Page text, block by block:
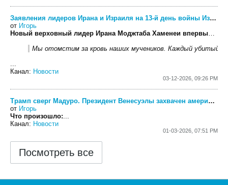
Заявления лидеров Ирана и Израиля на 13-й день войны Израиля и США с Ираном
от Игорь
Новый верховный лидер Ирана Моджтаба Хаменеи впервые выступил с обращением к нации.
​Мы отомстим за кровь наших мучеников. Каждый убитый
...
Канал: Новости
03-12-2026, 09:26 PM
Трамп сверг Мадуро. Президент Венесуэлы захвачен американскими войсками
от Игорь
Что произошло:...
Канал: Новости
01-03-2026, 07:51 PM
Посмотреть все